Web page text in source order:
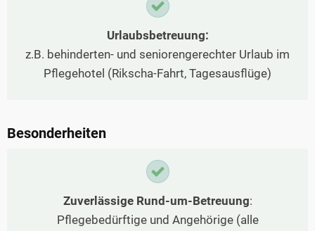
Urlaubsbetreuung:
z.B. behinderten- und seniorengerechter Urlaub im
Pflegehotel (Rikscha-Fahrt, Tagesausflüge)
Besonderheiten
Zuverlässige Rund-um-Betreuung:
Pflegebedürftige und Angehörige (alle